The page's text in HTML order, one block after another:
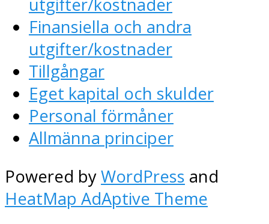
utgifter/kostnader
Finansiella och andra
utgifter/kostnader
Tillgångar
Eget kapital och skulder
Personal förmåner
Allmänna principer
Powered byWordPress and
HeatMap AdAptive Theme